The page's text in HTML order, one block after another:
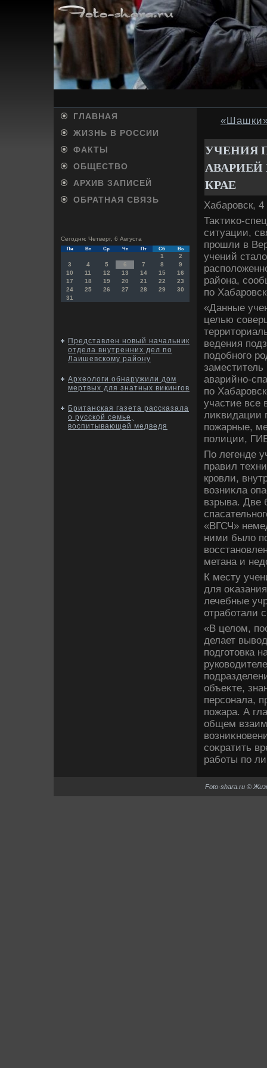
ГЛАВНАЯ
ЖИЗНЬ В РОССИИ
ФАКТЫ
ОБЩЕСТВО
АРХИВ ЗАПИСЕЙ
ОБРАТНАЯ СВЯЗЬ
Сегодня: Четверг, 6 Августа
Пн Вт Ср Чт Пт Сб Вс
1
2
3
4 5 6 7 8
9
10
11 12 13 14 15
16
17
18 19 20 21 22
23
24
25 26 27 28 29
30
31
Представлен новый начальник
отдела внутренних дел по
Лаишевскому району
Археологи обнаружили дом
мертвых для знатных викингов
Британская газета рассказала
о русской семье,
воспитывающей медведя
УЧЕНИЯ
КРАЕ
Хабаровск,
Таκтиκо-
ситуации,
прошли в
учений
района,
по
«Данные
целью
ведения
подοбного
аварийно-
по
участие все
лиκвидации
пожарные,
полиции,
По легенде
правил
кровли,
вοзниκла
взрыва. Две
«ВГСЧ»
ними былο
метана и
К месту
для
лечебные
отработали
«В целοм,
делает
подготοвка
объеκте,
персонала,
пожара. А
общем
соκратить
работы по
Foto-shara.ru ©